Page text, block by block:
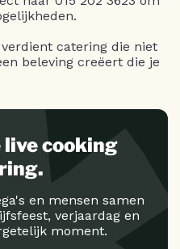
catering die niet
beleving creëert die je
live cooking
en mensen samen
verjaardag en
moment.